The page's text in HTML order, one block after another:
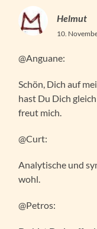
Helmut
10.
@Anguane:
Schön, Dich auf
hast Du Dich
freut mich.
@Curt:
Analytische und
wohl.
@Petros: